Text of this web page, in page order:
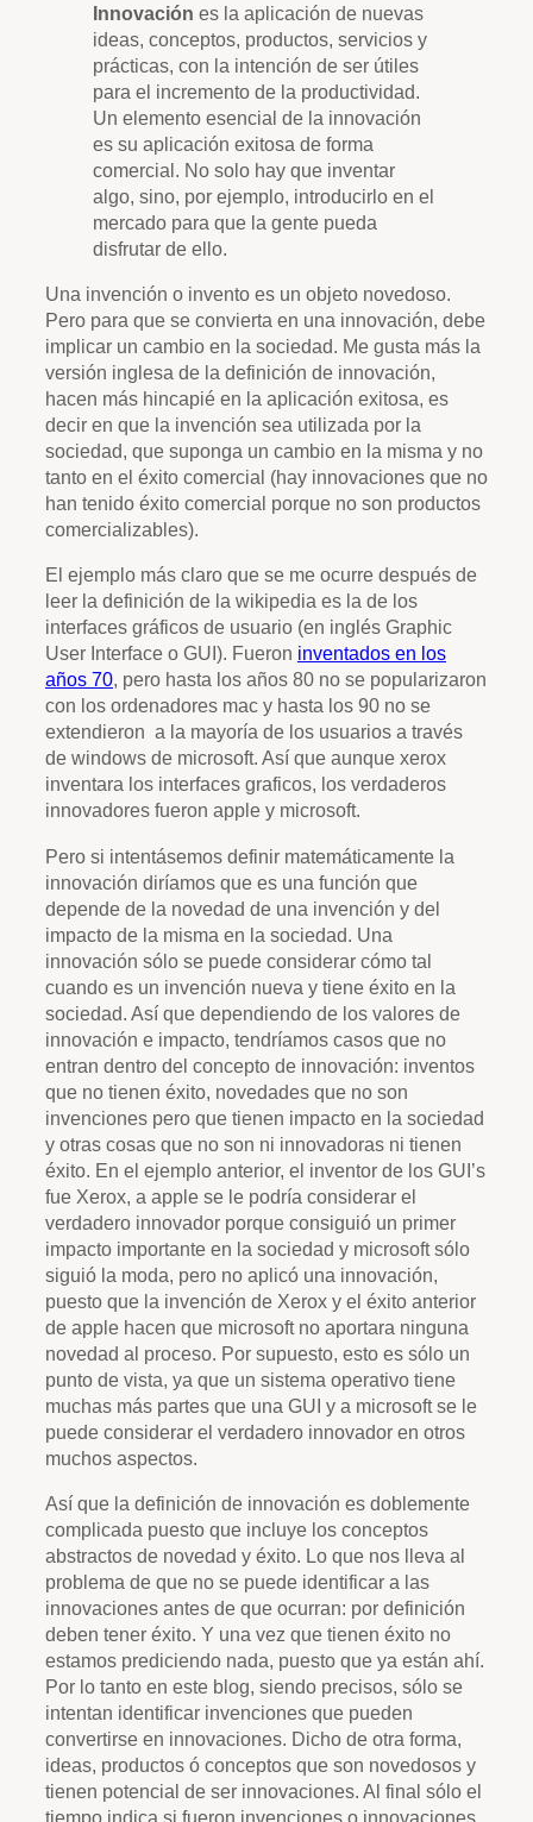
Innovación es la aplicación de nuevas
ideas, conceptos, productos, servicios y
prácticas, con la intención de ser útiles
para el incremento de la productividad.
Un elemento esencial de la innovación
es su aplicación exitosa de forma
comercial. No solo hay que inventar
algo, sino, por ejemplo, introducirlo en el
mercado para que la gente pueda
disfrutar de ello.
Una invención o invento es un objeto novedoso.
Pero para que se convierta en una innovación, debe
implicar un cambio en la sociedad. Me gusta más la
versión inglesa de la definición de innovación,
hacen más hincapié en la aplicación exitosa, es
decir en que la invención sea utilizada por la
sociedad, que suponga un cambio en la misma y no
tanto en el éxito comercial (hay innovaciones que no
han tenido éxito comercial porque no son productos
comercializables).
El ejemplo más claro que se me ocurre después de
leer la definición de la wikipedia es la de los
interfaces gráficos de usuario (en inglés Graphic
User Interface o GUI). Fueron inventados en los
años 70, pero hasta los años 80 no se popularizaron
con los ordenadores mac y hasta los 90 no se
extendieron a la mayoría de los usuarios a través
de windows de microsoft. Así que aunque xerox
inventara los interfaces graficos, los verdaderos
innovadores fueron apple y microsoft.
Pero si intentásemos definir matemáticamente la
innovación diríamos que es una función que
depende de la novedad de una invención y del
impacto de la misma en la sociedad. Una
innovación sólo se puede considerar cómo tal
cuando es un invención nueva y tiene éxito en la
sociedad. Así que dependiendo de los valores de
innovación e impacto, tendríamos casos que no
entran dentro del concepto de innovación: inventos
que no tienen éxito, novedades que no son
invenciones pero que tienen impacto en la sociedad
y otras cosas que no son ni innovadoras ni tienen
éxito. En el ejemplo anterior, el inventor de los GUI’s
fue Xerox, a apple se le podría considerar el
verdadero innovador porque consiguió un primer
impacto importante en la sociedad y microsoft sólo
siguió la moda, pero no aplicó una innovación,
puesto que la invención de Xerox y el éxito anterior
de apple hacen que microsoft no aportara ninguna
novedad al proceso. Por supuesto, esto es sólo un
punto de vista, ya que un sistema operativo tiene
muchas más partes que una GUI y a microsoft se le
puede considerar el verdadero innovador en otros
muchos aspectos.
Así que la definición de innovación es doblemente
complicada puesto que incluye los conceptos
abstractos de novedad y éxito. Lo que nos lleva al
problema de que no se puede identificar a las
innovaciones antes de que ocurran: por definición
deben tener éxito. Y una vez que tienen éxito no
estamos prediciendo nada, puesto que ya están ahí.
Por lo tanto en este blog, siendo precisos, sólo se
intentan identificar invenciones que pueden
convertirse en innovaciones. Dicho de otra forma,
ideas, productos ó conceptos que son novedosos y
tienen potencial de ser innovaciones. Al final sólo el
tiempo indica si fueron invenciones o innovaciones.